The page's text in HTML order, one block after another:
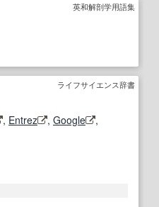
英和解剖学用語集
ライフサイエンス辞書
, Entrez , Google
,